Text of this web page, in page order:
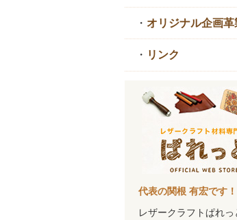
・ オリジナル企画革
・ リンク
代表の関根 有宏です！
レザークラフトぱれっ